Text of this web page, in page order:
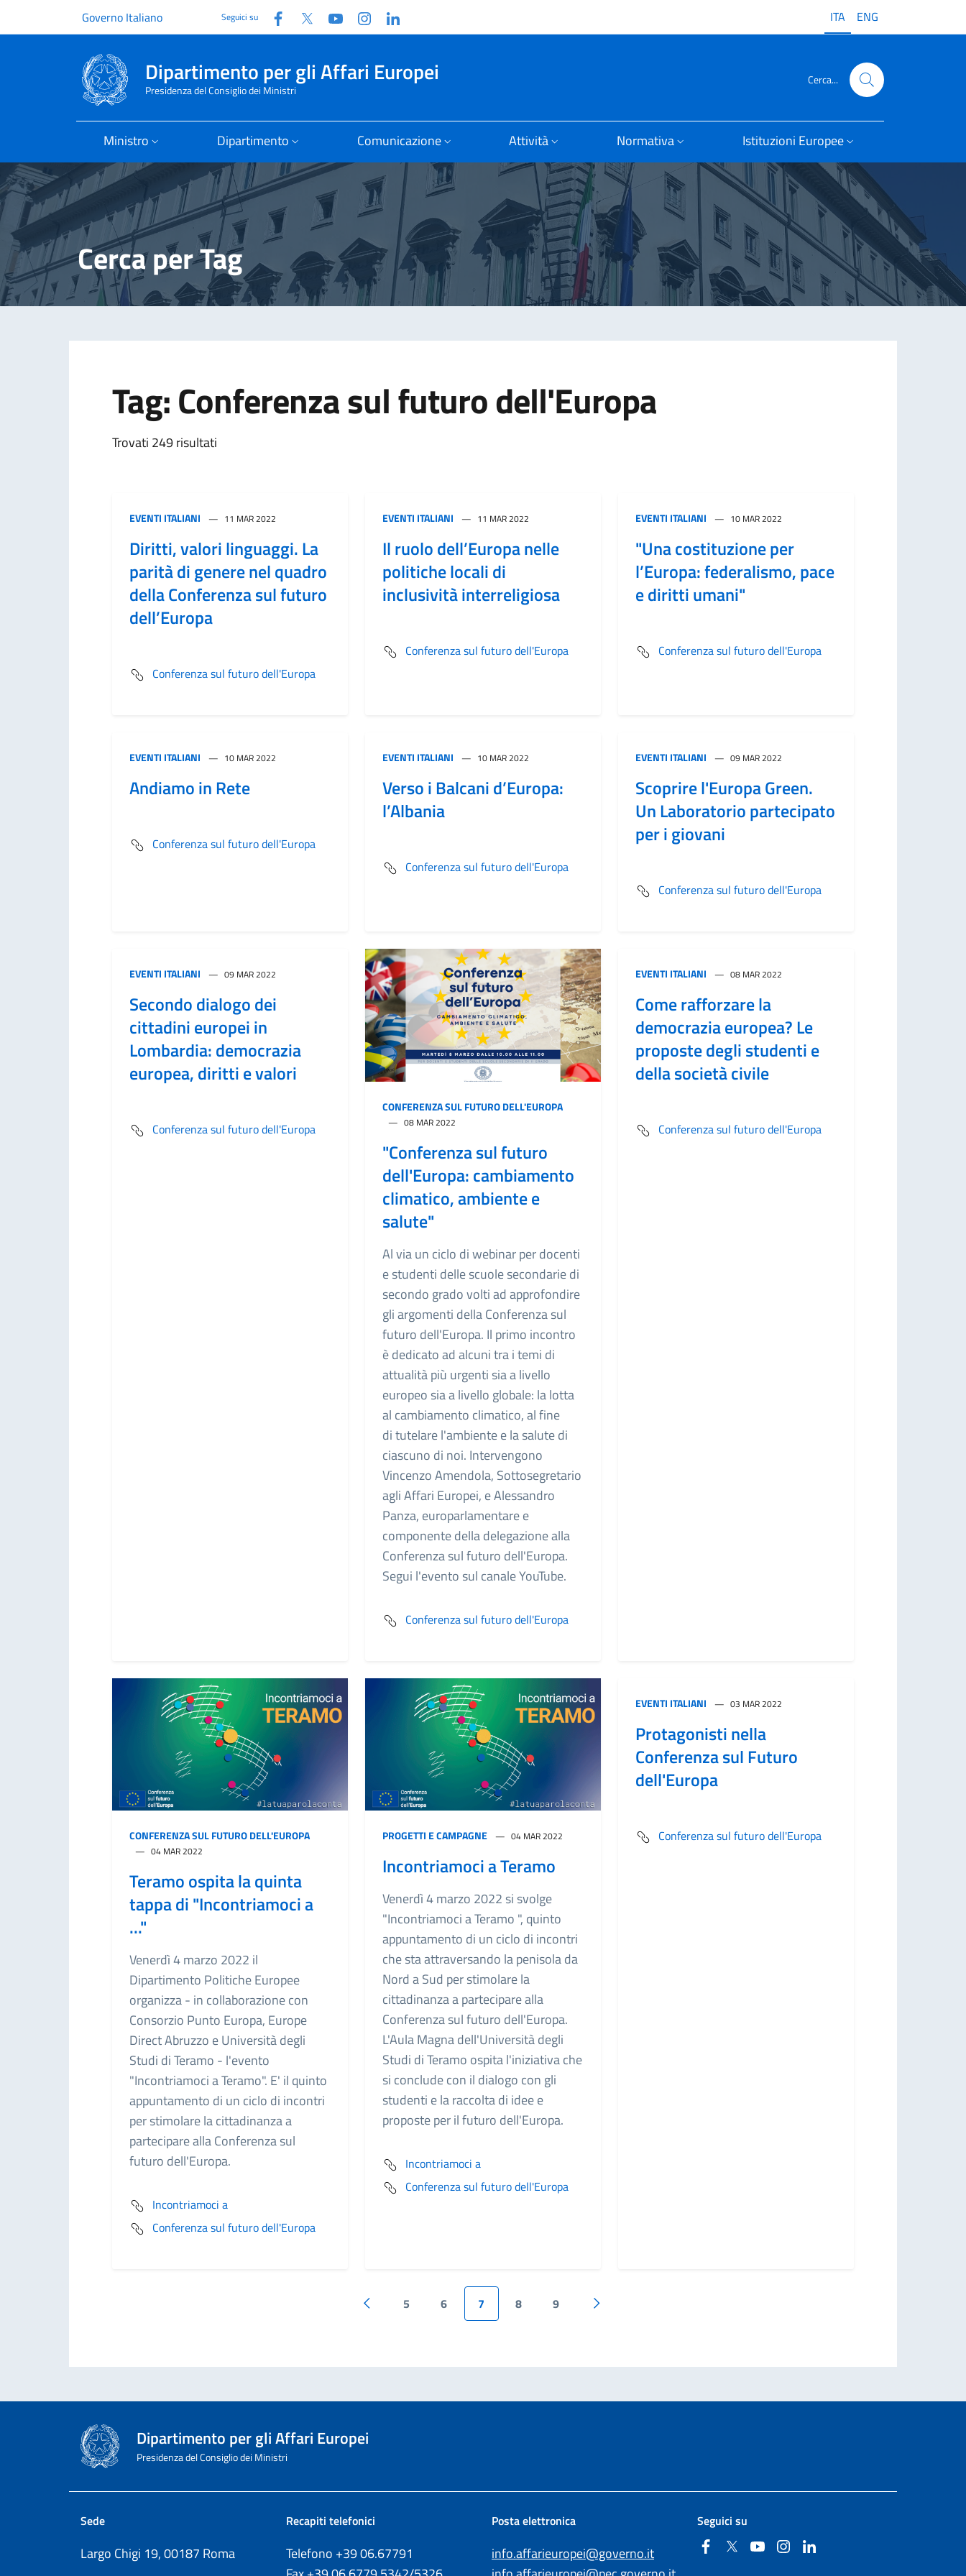
Governo Italiano Seguici su Facebook
Twitter YouTubeInstagram ITA ENG
Dipartimento per gli Affari Europei
Presidenza del Consiglio dei Ministri
Cerca...
Ministro Dipartimento Comunicazione Attività Normativa Istituzioni Europee
Cerca per Tag
Tag: Conferenza sul futuro dell'Europa
Trovati 249 risultati
EVENTI ITALIANI 11 MAR 2022
Diritti, valori linguaggi. La
parità di genere nel quadro
della Conferenza sul futuro
dell’Europa
Conferenza sul futuro dell'Europa
EVENTI ITALIANI 11 MAR 2022
Il ruolo dell’Europa nelle
politiche locali di
inclusività interreligiosa
Conferenza sul futuro dell'Europa
EVENTI ITALIANI 10 MAR 2022
"Una costituzione per
l’Europa: federalismo, pace
e diritti umani"
Conferenza sul futuro dell'Europa
EVENTI ITALIANI 10 MAR 2022
Andiamo in Rete
Conferenza sul futuro dell'Europa
EVENTI ITALIANI 10 MAR 2022
Verso i Balcani d’Europa:
l’Albania
Conferenza sul futuro dell'Europa
EVENTI ITALIANI 09 MAR 2022
Scoprire l'Europa Green.
Un Laboratorio partecipato
per i giovani
Conferenza sul futuro dell'Europa
EVENTI ITALIANI 09 MAR 2022
Secondo dialogo dei
cittadini europei in
Lombardia: democrazia
europea, diritti e valori
Conferenza sul futuro dell'Europa
CONFERENZA SUL FUTURO DELL'EUROPA
08 MAR 2022
"Conferenza sul futuro
dell'Europa: cambiamento
climatico, ambiente e
salute"
Al via un ciclo di webinar per docenti
e studenti delle scuole secondarie di
secondo grado volti ad approfondire
gli argomenti della Conferenza sul
futuro dell'Europa. Il primo incontro
è dedicato ad alcuni tra i temi di
attualità più urgenti sia a livello
europeo sia a livello globale: la lotta
al cambiamento climatico, al fine
di tutelare l'ambiente e la salute di
ciascuno di noi. Intervengono
Vincenzo Amendola, Sottosegretario
agli Affari Europei, e Alessandro
Panza, europarlamentare e
componente della delegazione alla
Conferenza sul futuro dell'Europa.
Segui l'evento sul canale YouTube.
Conferenza sul futuro dell'Europa
EVENTI ITALIANI 08 MAR 2022
Come rafforzare la
democrazia europea? Le
proposte degli studenti e
della società civile
Conferenza sul futuro dell'Europa
CONFERENZA SUL FUTURO DELL'EUROPA
04 MAR 2022
Teramo ospita la quinta
tappa di "Incontriamoci a
..."
Venerdì 4 marzo 2022 il
Dipartimento Politiche Europee
organizza - in collaborazione con
Consorzio Punto Europa, Europe
Direct Abruzzo e Università degli
Studi di Teramo - l'evento
"Incontriamoci a Teramo". E' il quinto
appuntamento di un ciclo di incontri
per stimolare la cittadinanza a
partecipare alla Conferenza sul
futuro dell'Europa.
Incontriamoci a
Conferenza sul futuro dell'Europa
PROGETTI E CAMPAGNE 04 MAR 2022
Incontriamoci a Teramo
Venerdì 4 marzo 2022 si svolge
"Incontriamoci a Teramo ", quinto
appuntamento di un ciclo di incontri
che sta attraversando la penisola da
Nord a Sud per stimolare la
cittadinanza a partecipare alla
Conferenza sul futuro dell'Europa.
L'Aula Magna dell'Università degli
Studi di Teramo ospita l'iniziativa che
si conclude con il dialogo con gli
studenti e la raccolta di idee e
proposte per il futuro dell'Europa.
Incontriamoci a
Conferenza sul futuro dell'Europa
EVENTI ITALIANI 03 MAR 2022
Protagonisti nella
Conferenza sul Futuro
dell'Europa
Conferenza sul futuro dell'Europa
Pagina precedente
5 6 7 8 9
Pagina successiva
Dipartimento per gli Affari Europei
Presidenza del Consiglio dei Ministri
Sede
Largo Chigi 19, 00187 Roma
Recapiti telefonici
Telefono +3906.67791
Posta elettronica
info.affarieuropei@governo.it
Seguici su
FacebookTwitterYouTubeInstagram